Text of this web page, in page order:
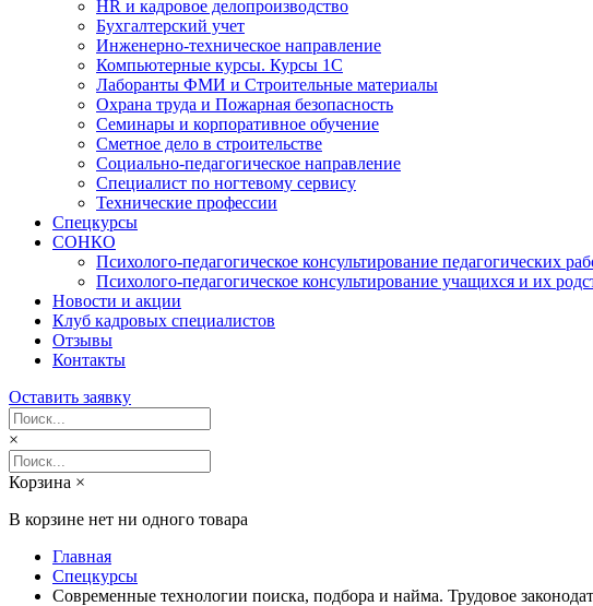
HR и кадровое делопроизводство
Бухгалтерский учет
Инженерно-техническое направление
Компьютерные курсы. Курсы 1С
Лаборанты ФМИ и Строительные материалы
Охрана труда и Пожарная безопасность
Семинары и корпоративное обучение
Сметное дело в строительстве
Социально-педагогическое направление
Специалист по ногтевому сервису
Технические профессии
Спецкурсы
СОНКО
Психолого-педагогическое консультирование педагогических
Психолого-педагогическое консультирование учащихся и их
Новости и акции
Клуб кадровых специалистов
Отзывы
Контакты
Оставить заявку
×
Корзина ×
В корзине нет ни одного товара
Главная
Спецкурсы
Современные технологии поиска, подбора и найма. Трудовое